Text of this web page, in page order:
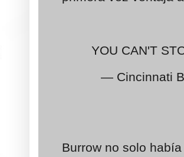
YOU CAN'T
— Cincinnati
Burrow no solo